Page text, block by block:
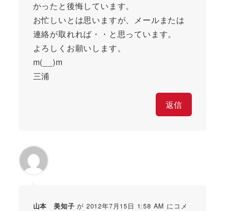
かったと後悔しています。
お忙しいとは思いますが、メールまたは
連絡が取れれば・・と思っています。
よろしくお願いします。
m(__)m
三浦
返信
山本 美知子 が 2012年7月15日 1:58 AM にコメ